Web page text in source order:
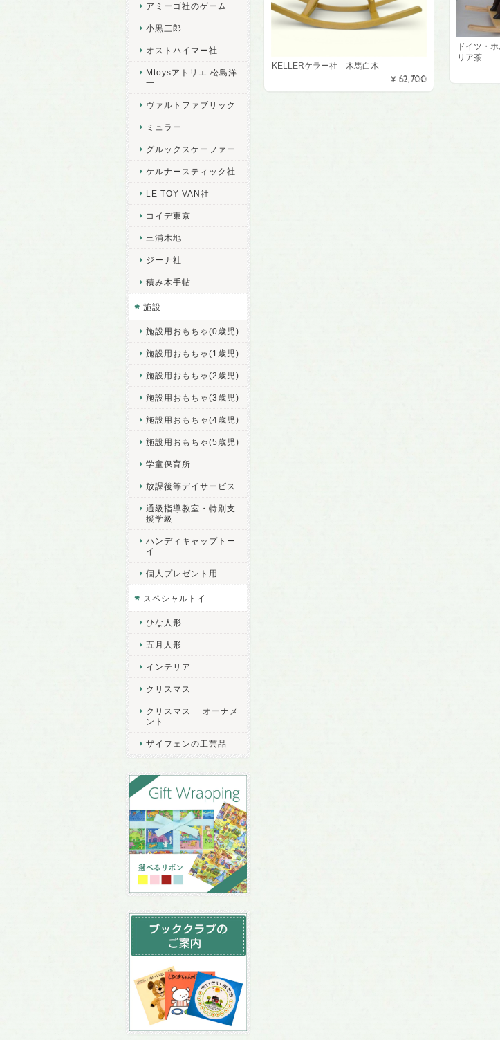
KELLERケラー社 木馬白木
¥62,700
ドイツ・
リア茶
アミーゴ社のゲーム
小黒三郎
オストハイマー社
Mtoysアトリエ 松島洋
一
ヴァルトファブリック
ミュラー
グルックスケーファー
ケルナースティック社
LE TOY VAN社
コイデ東京
三浦木地
ジーナ社
積み木手帖
施設
施設用おもちゃ(0歳児)
施設用おもちゃ(1歳児)
施設用おもちゃ(2歳児)
施設用おもちゃ(3歳児)
施設用おもちゃ(4歳児)
施設用おもちゃ(5歳児)
学童保育所
放課後等デイサービス
通級指導教室・特別支
援学級
ハンディキャップトー
イ
個人プレゼント用
スペシャルトイ
ひな人形
五月人形
インテリア
クリスマス
クリスマス オーナメ
ント
ザイフェンの工芸品